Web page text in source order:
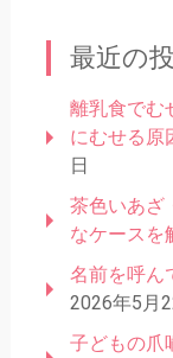
最近の
離乳食でむ
にむせる原
日
茶色いあざ
なケースを
名前を呼ん
2026年5月
子どもの爪